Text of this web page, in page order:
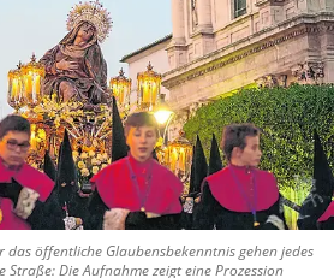
öffentliche Glaubensbekenntnis gehen jedes
Straße: Die Aufnahme zeigt eine Prozession